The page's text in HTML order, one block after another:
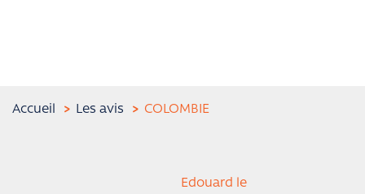
Accueil Les avis COLOMBIE
Edouard le